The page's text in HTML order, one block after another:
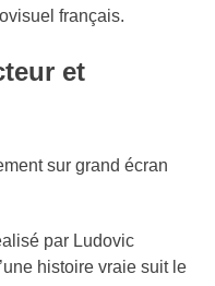
français.
et
sur grand écran
par Ludovic
histoire vraie suit le